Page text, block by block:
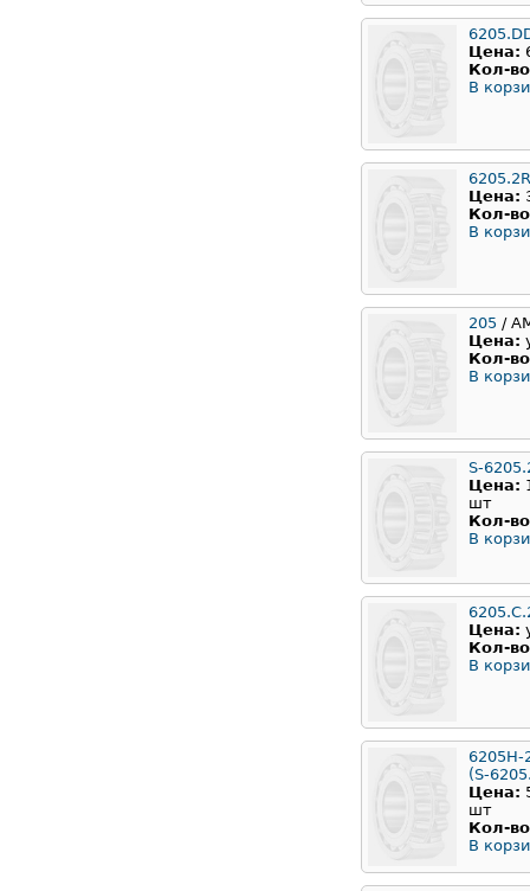
Цена:
Кол-
В
Цена:
Кол-
В
205 /
Цена:
Кол-
В
S-
Цена:
шт
Кол-
В
Цена:
Кол-
В
6205H-
(S-
Цена:
шт
Кол-
В